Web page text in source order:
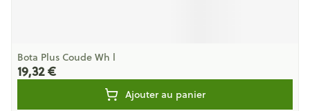
Bota Plus Coude Wh l
19,32 €
Ajouter au panier